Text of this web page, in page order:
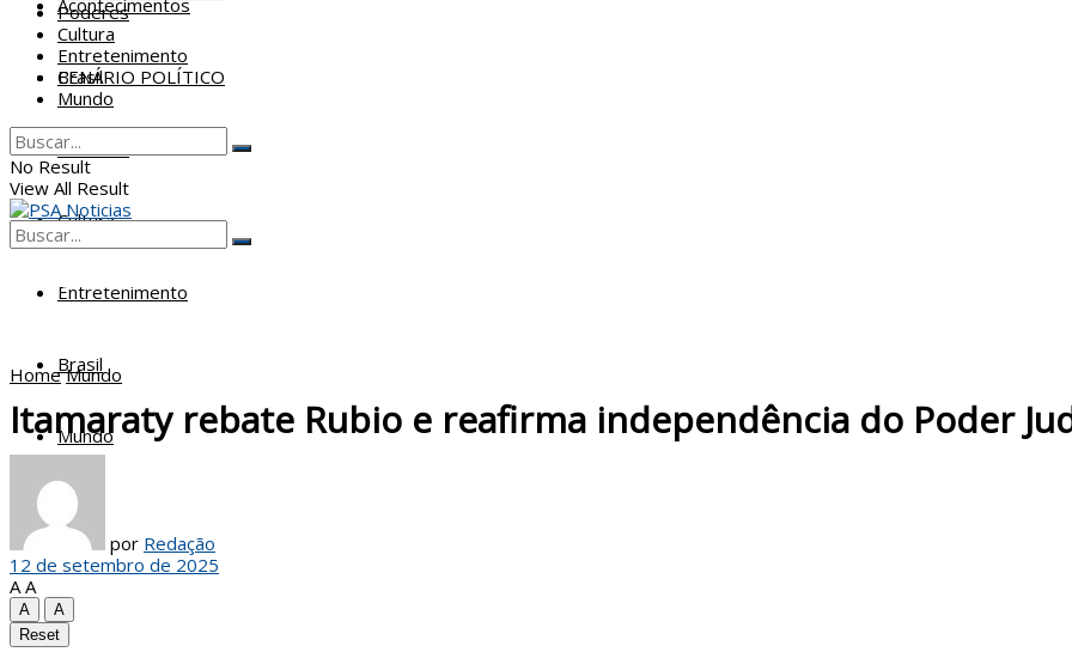
Acontecimentos
CENÁRIO POLÍTICO
Poderes
Cultura
Entretenimento
Brasil
Mundo
Poderes
Cultura
Entretenimento
Brasil
Mundo
No Result
View All Result
View All Result
Home Mundo
Itamaraty rebate Rubio e reafirma independência do Poder
por Redação
12 de setembro de 2025
A A
A
A
Reset